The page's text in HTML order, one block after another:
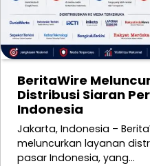
BeritaWire
Distribusi Siaran
Indonesia
Jakarta, Indonesia –
meluncurkan layanan
pasar Indonesia, yang…